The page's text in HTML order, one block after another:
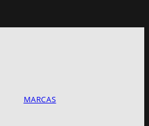
MARCAS